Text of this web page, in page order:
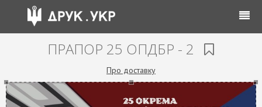
ПРАПОР 25 ОПДБР - 2
Про доставку